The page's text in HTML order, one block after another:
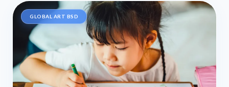
GLOBAL ART BSD